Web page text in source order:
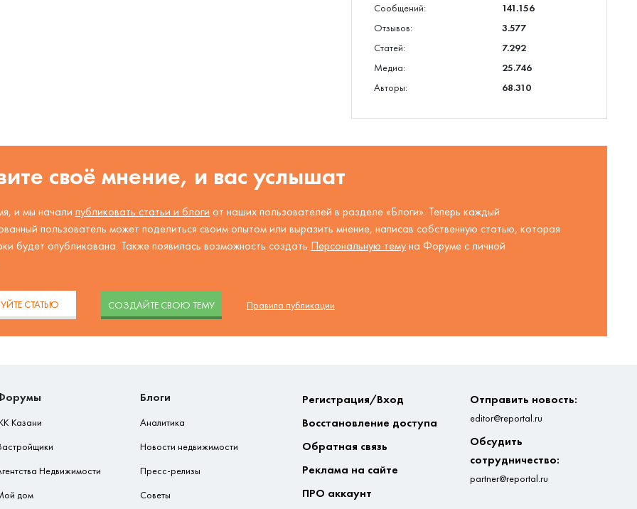
Сообщений:
141.156
Отзывов:
3.577
Статей:
7.292
Медиа:
25.746
Авторы:
68.310
своё мнение, и вас услышат
и мы начали публиковать статьи и блоги от наших пользователей в разделе «Блоги». Теперь каждый
пользователь может поделиться своим опытом или выразить мнение, написав собственную статью, которая
будет опубликована. Также появилась возможность создать Персональную тему на Форуме с личной
СТАТЬЮ CОЗДАЙТЕ СВОЮ ТЕМУ Правила публикации
Казани
Недвижимости
дом
Блоги
Аналитика
Новости недвижимости
Пресс-релизы
Советы
Регистрация/Вход
Восстановление доступа
Обратная связь
Реклама на сайте
ПРО аккаунт
Отправить новость:
editor@reportal.ru
Обсудить
сотрудничество:
partner@reportal.ru